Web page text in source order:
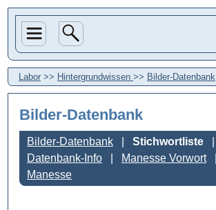
Labor >> Hintergrundwissen >> Bilder-Datenbank
Bilder-Datenbank
Bilder-Datenbank Stichwortliste
Datenbank-Info
Manesse Vorwort
Manesse